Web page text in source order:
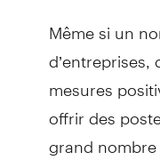
Même si un
mesures
offrir des
grand